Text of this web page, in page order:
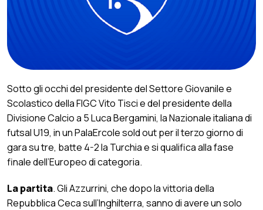
Sotto gli occhi del presidente del Settore Giovanile e
Scolastico della FIGC Vito Tisci e del presidente della
Divisione Calcio a 5 Luca Bergamini, la Nazionale italiana di
futsal U19, in un PalaErcole sold out per il terzo giorno di
gara su tre, batte 4-2 la Turchia e si qualifica alla fase
finale dell’Europeo di categoria.
La partita. Gli Azzurrini, che dopo la vittoria della
Repubblica Ceca sull’Inghilterra, sanno di avere un solo